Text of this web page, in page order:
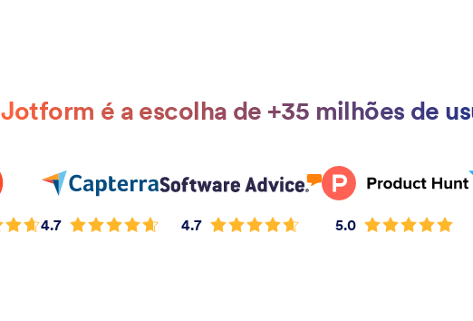
Jotform é a escolha de +35 milhões de
4.7 4.7 5.0